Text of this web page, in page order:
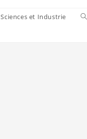
Sciences et Industrie